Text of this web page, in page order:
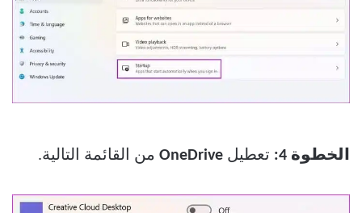
الخطوة 4: تعطيل OneDrive من القائمة التالية.